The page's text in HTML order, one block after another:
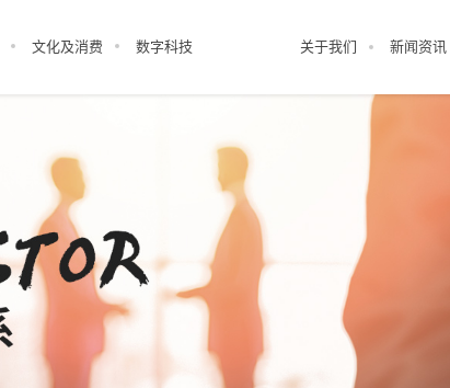
文化及消费 数字科技 关于我们 新闻资讯